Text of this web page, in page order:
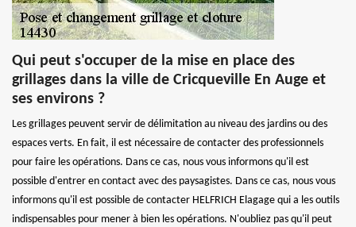
Qui peut s'occuper de la mise en place des
grillages dans la ville de Cricqueville En Auge et
ses environs ?
Les grillages peuvent servir de délimitation au niveau des jardins ou des
espaces verts. En fait, il est nécessaire de contacter des professionnels
pour faire les opérations. Dans ce cas, nous vous informons qu'il est
possible d'entrer en contact avec des paysagistes. Dans ce cas, nous vous
informons qu'il est possible de contacter HELFRICH Elagage qui a les outils
indispensables pour mener à bien les opérations. N'oubliez pas qu'il peut